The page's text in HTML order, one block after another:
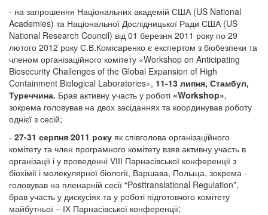
- на запрошення Національних академій США (US National
Academies) та Національної Дослідницької Ради США (US
National Research Council) від 01 березня 2011 року по 29
лютого 2012 року С.В.Комісаренко є експертом з біобезпеки та
членом організаційного комітету «Workshop on Anticipating
Biosecurity Challenges of the Global Expansion of High
Containment Biological Laboratories», 11-13 липня, Стамбул,
Туреччина. Брав активну участь у роботі «Workshop»,
зокрема головував на двох засіданнях та координував роботу
однієї з сесій;
- 27-31 серпня 2011 року як співголова організаційного
комітету та член програмного комітету взяв активну участь в
організації і у проведенні VІІІ Парнасівської конференції з
біохімії і молекулярної біології, Варшава, Польща, зокрема -
головував на пленарній сесії “Posttranslational Regulation”,
брав участь у дискусіях та у роботі підготовчого комітету
майбутньої – ІХ Парнасівської конференції;